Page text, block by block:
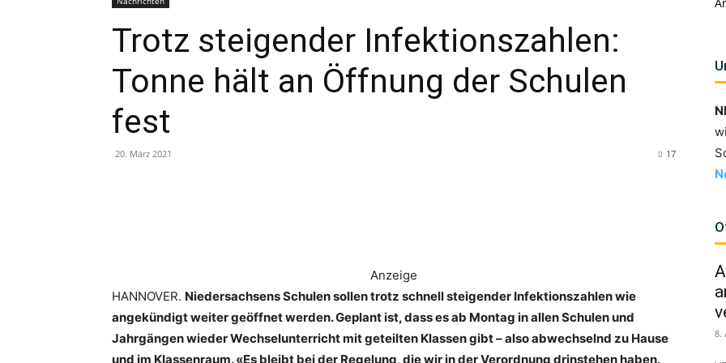
Trotz steigender Infektionszahlen:
Tonne hält an Öffnung der Schulen
fest
20. März 2021 17
Anzeige
HANNOVER. Niedersachsens Schulen sollen trotz schnell steigender Infektionszahlen wie
angekündigt weiter geöffnet werden. Geplant ist, dass es ab Montag in allen Schulen und
Jahrgängen wieder Wechselunterricht mit geteilten Klassen gibt – also abwechselnd zu Hause
und im Klassenraum. «Es bleibt bei der Regelung, die wir in der Verordnung drinstehen haben.
8.